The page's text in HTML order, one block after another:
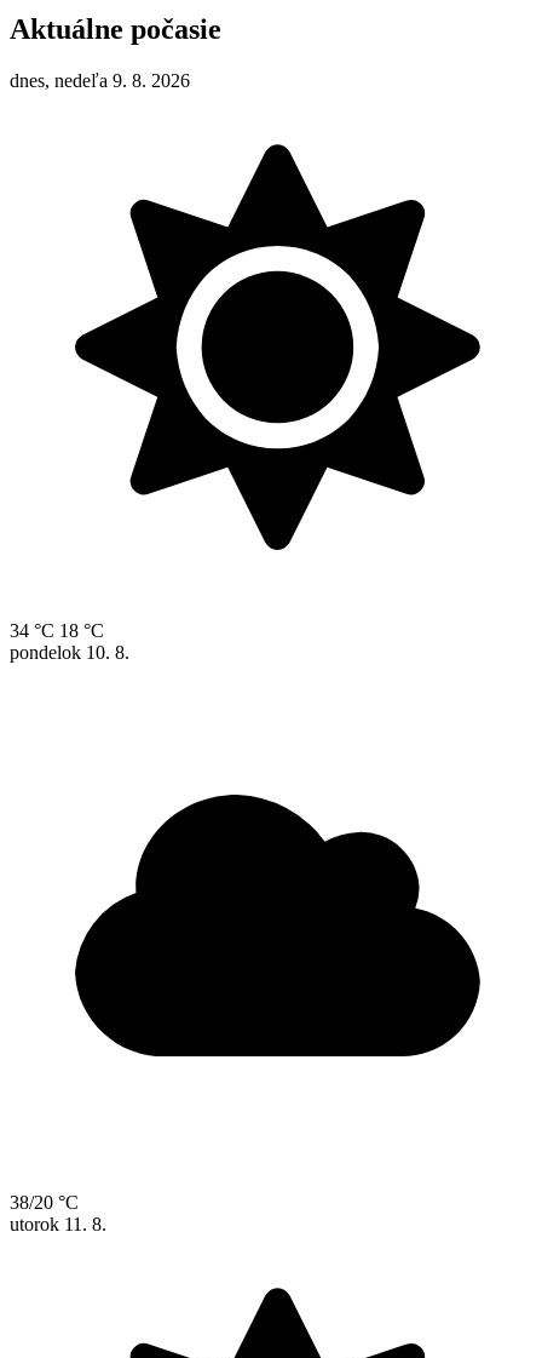
Aktuálne počasie
dnes, nedeľa 9. 8. 2026
34 °C 18 °C
pondelok 10. 8.
38/20 °C
utorok 11. 8.